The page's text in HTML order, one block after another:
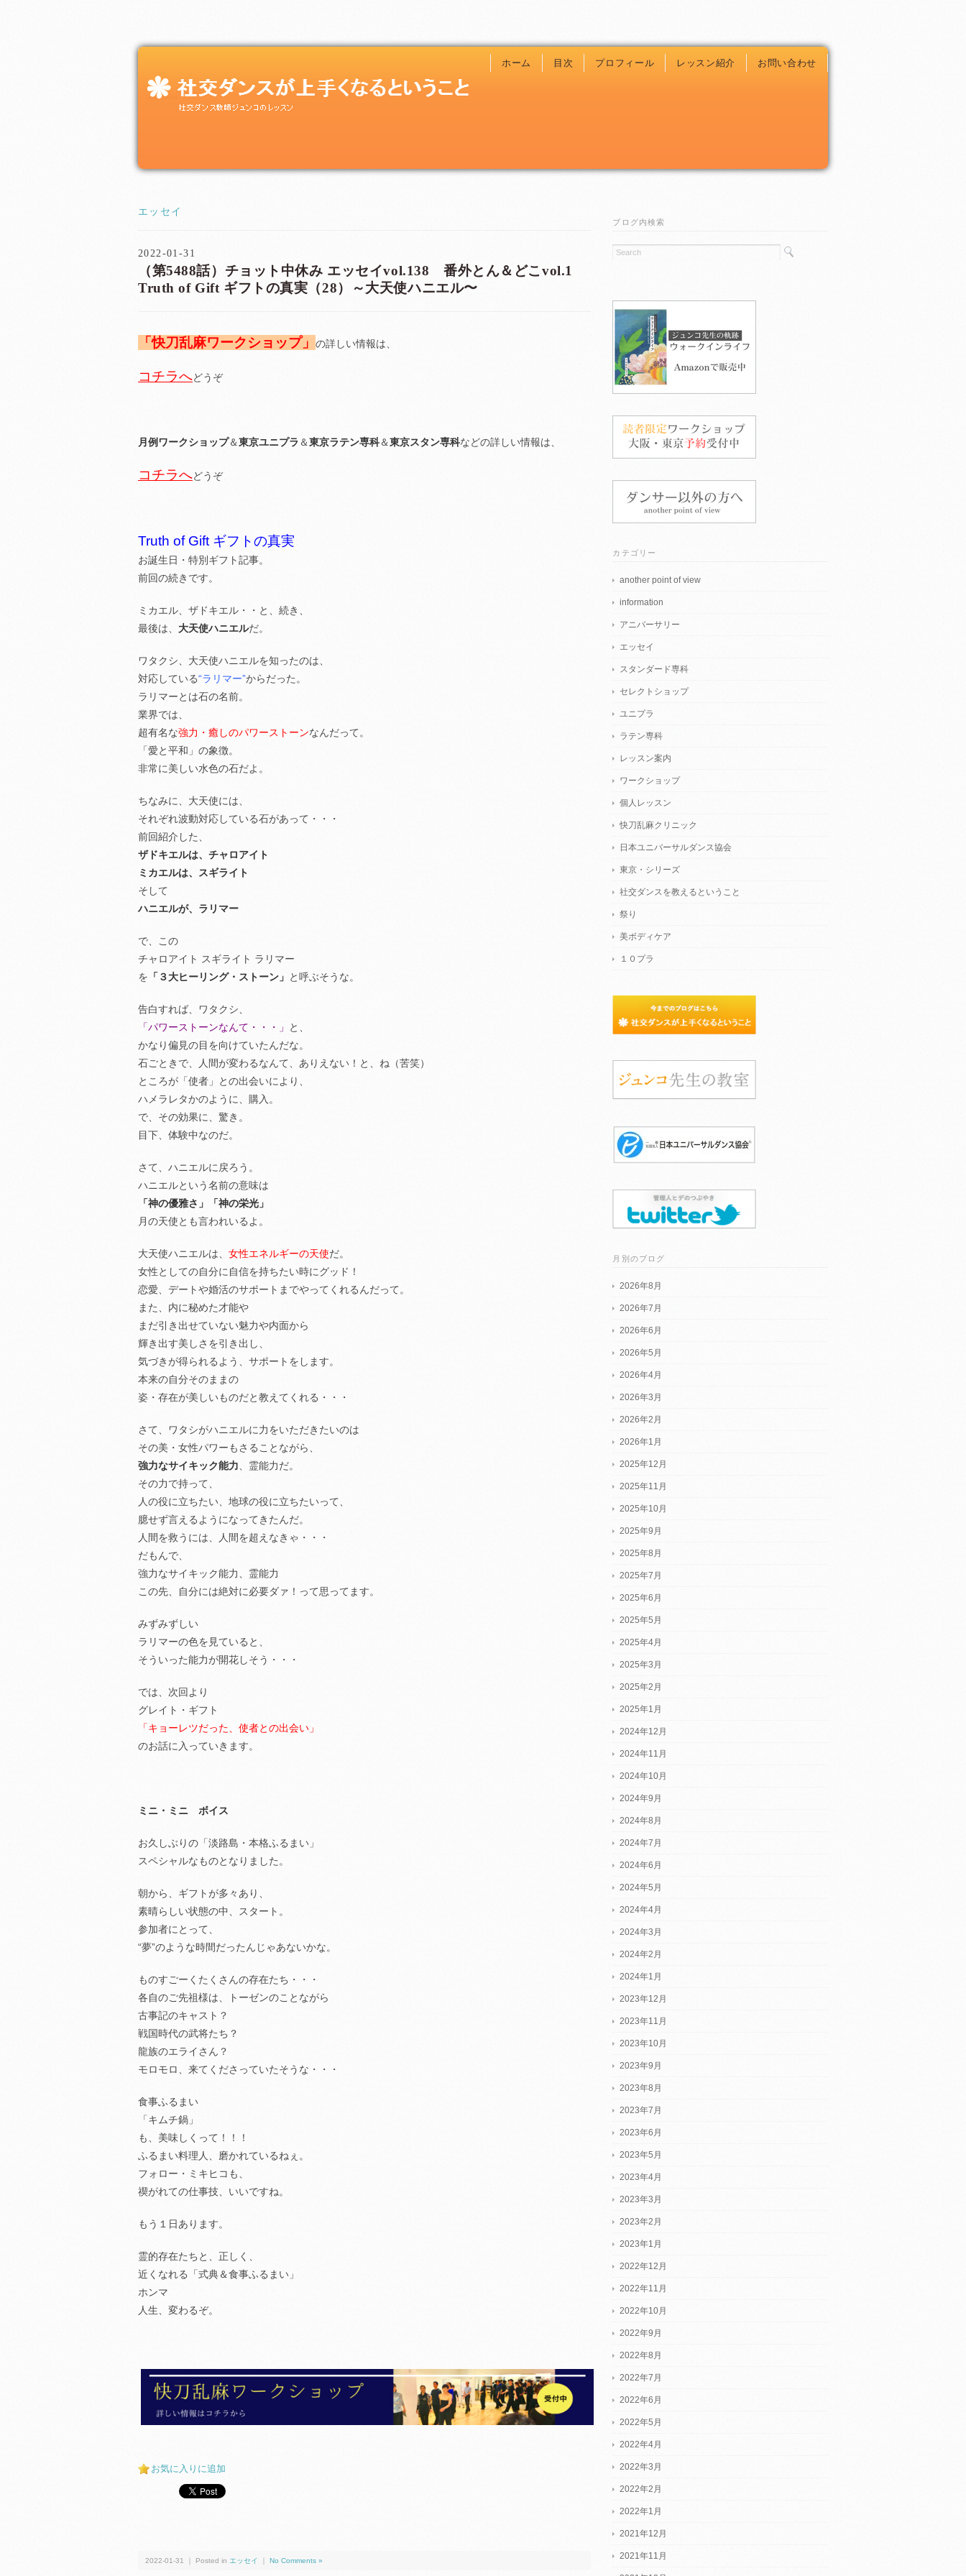
ホーム 目次 プロフィール レッスン紹介 お問い合わせ
エッセイ
2022-01-31
（第5488話）チョット中休み エッセイvol.138 番外とん＆どこvol.1
Truth of Gift ギフトの真実（28）～大天使ハニエル〜
「快刀乱麻ワークショップ」 の詳しい情報は、
コチラへどうぞ
月例ワークショップ＆東京ユニプラ ＆東京ラテン専科＆東京スタン専科などの詳しい情報は、
コチラへどうぞ
Truth of Gift ギフトの真実
お誕生日・特別ギフト記事。
前回の続きです。
ミカエル、ザドキエル・・と、続き、
最後は、 大天使ハニエルだ。
ワタクシ、大天使ハニエルを知ったのは、
対応している“ラリマー”からだった。
ラリマーとは石の名前。
業界では、
超有名な強力・癒しのパワーストーンなんだって。
「愛と平和」の象徴。
非常に美しい水色の石だよ。
ちなみに、大天使には、
それぞれ波動対応している石があって・・・
前回紹介した、
ザドキエルは、チャロアイト
ミカエルは、スギライト
そして
ハニエルが、ラリマー
で、この
チャロアイト スギライト ラリマー
を 「３大ヒーリング・ストーン」 と呼ぶそうな。
告白すれば、ワタクシ、
「パワーストーンなんて・・・」
と、
かなり偏見の目を向けていたんだな。
石ごときで、人間が変わるなんて、ありえない！と、ね（苦笑）
ところが「使者」との出会いにより、
ハメラレタかのように、購入。
で、その効果に、驚き。
目下、体験中なのだ。
さて、ハニエルに戻ろう。
ハニエルという名前の意味は
「神の優雅さ」「神の栄光」
月の天使とも言われいるよ。
大天使ハニエルは、 女性エネルギーの天使だ。
女性としての自分に自信を持ちたい時にグッド！
恋愛、デートや婚活のサポートまでやってくれるんだって。
また、内に秘めた才能や
まだ引き出せていない魅力や内面から
輝き出す美しさを引き出し、
気づきが得られるよう、サポートをします。
本来の自分そのままの
姿・存在が美しいものだと教えてくれる・・・
さて、ワタシがハニエルに力をいただきたいのは
その美・女性パワーもさることながら、
強力なサイキック能力 、霊能力だ。
その力で持って、
人の役に立ちたい、地球の役に立ちたいって、
臆せず言えるようになってきたんだ。
人間を救うには、人間を超えなきゃ・・・
だもんで、
強力なサイキック能力、霊能力
この先、自分には絶対に必要ダァ！って思ってます。
みずみずしい
ラリマーの色を見ていると、
そういった能力が開花しそう・・・
では、次回より
グレイト・ギフト
「キョーレツだった、使者との出会い」
のお話に入っていきます。
ミニ・ミニ ボイス
お久しぶりの「淡路島・本格ふるまい」
スペシャルなものとなりました。
朝から、ギフトが多々あり、
素晴らしい状態の中、スタート。
参加者にとって、
“夢”のような時間だったんじゃあないかな。
ものすごーくたくさんの存在たち・・・
各自のご先祖様は、トーゼンのことながら
古事記のキャスト？
戦国時代の武将たち？
龍族のエライさん？
モロモロ、来てくださっていたそうな・・・
食事ふるまい
「キムチ鍋」
も、美味しくって！！！
ふるまい料理人、磨かれているねぇ。
フォロー・ミキヒコも、
禊がれての仕事技、いいですね。
もう１日あります。
霊的存在たちと、正しく、
近くなれる「式典＆食事ふるまい」
ホンマ
人生、変わるぞ。
お気に入りに追加
2022-01-31 ｜ Posted in エッセイ No Comments »
ブログ内検索
カテゴリー
another point of view
information
アニバーサリー
エッセイ
スタンダード専科
セレクトショップ
ユニプラ
ラテン専科
レッスン案内
ワークショップ
個人レッスン
快刀乱麻クリニック
日本ユニバーサルダンス協会
東京・シリーズ
社交ダンスを教えるということ
祭り
美ボディケア
１０プラ
月別のブログ
2026年8月
2026年7月
2026年6月
2026年5月
2026年4月
2026年3月
2026年2月
2026年1月
2025年12月
2025年11月
2025年10月
2025年9月
2025年8月
2025年7月
2025年6月
2025年5月
2025年4月
2025年3月
2025年2月
2025年1月
2024年12月
2024年11月
2024年10月
2024年9月
2024年8月
2024年7月
2024年6月
2024年5月
2024年4月
2024年3月
2024年2月
2024年1月
2023年12月
2023年11月
2023年10月
2023年9月
2023年8月
2023年7月
2023年6月
2023年5月
2023年4月
2023年3月
2023年2月
2023年1月
2022年12月
2022年11月
2022年10月
2022年9月
2022年8月
2022年7月
2022年6月
2022年5月
2022年4月
2022年3月
2022年2月
2022年1月
2021年12月
2021年11月